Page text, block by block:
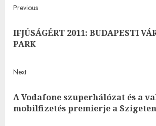
Post
navigation
Previous
IFJÚSÁGÉRT 2011: BUDAPESTI
PARK
Next
Next
post:
A Vodafone szuperhálózat és a
mobilfizetés premierje a Szigeten